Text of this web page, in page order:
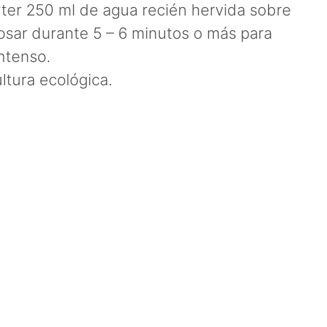
250 ml de agua recién hervida sobre
durante 5 – 6 minutos o más para
ecológica.